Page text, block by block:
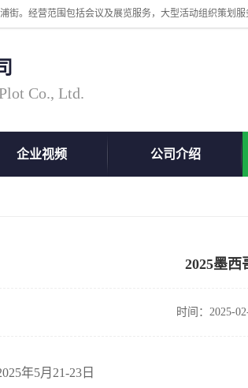
Co., Ltd.
企业视频 公司介绍
2025墨西
时间：2025-
5年5月 21-23 日